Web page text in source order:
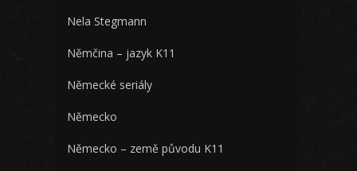
Nela Stegmann
Němčina – jazyk K11
Německé seriály
Německo
Německo – země původu K11